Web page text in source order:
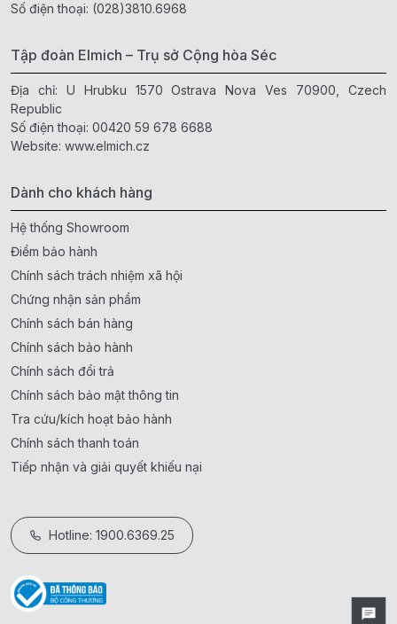
Số điện thoại: (028)3810.6968
Tập đoàn Elmich – Trụ sở Cộng hòa Séc
Địa chỉ: U Hrubku 1570 Ostrava Nova Ves 70900, Czech
Republic
Số điện thoại: 00420 59 678 6688
Website: www.elmich.cz
Dành cho khách hàng
Hệ thống Showroom
Điểm bảo hành
Chính sách trách nhiệm xã hội
Chứng nhận sản phẩm
Chính sách bán hàng
Chính sách bảo hành
Chính sách đổi trả
Chính sách bảo mật thông tin
Tra cứu/kích hoạt bảo hành
Chính sách thanh toán
Tiếp nhận và giải quyết khiếu nại
Hotline: 1900.6369.25